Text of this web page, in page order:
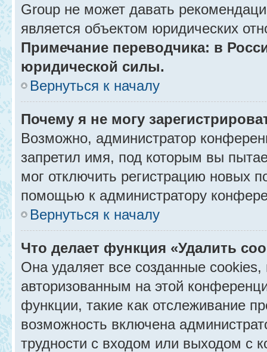
Group не может давать
является объектом юридических
Примечание переводчика: в
юридической силы.
Вернуться к началу
Почему я не могу
Возможно, администратор
запретил имя, под которым вы
мог отключить регистрацию новых
помощью к администратору
Вернуться к началу
Что делает функция «Удалить
Она удаляет все созданные
авторизованным на этой
функции, такие как отслеживание
возможность включена
трудности с входом или выходом с